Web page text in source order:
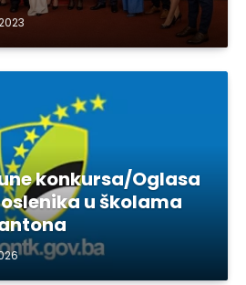
konkursa/Oglasa
u školama